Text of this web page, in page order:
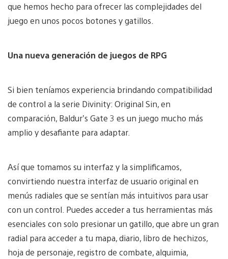
que hemos hecho para ofrecer las complejidades del
juego en unos pocos botones y gatillos.
Una nueva generación de juegos de RPG
Si bien teníamos experiencia brindando compatibilidad
de control a la serie Divinity: Original Sin, en
comparación, Baldur’s Gate 3 es un juego mucho más
amplio y desafiante para adaptar.
Así que tomamos su interfaz y la simplificamos,
convirtiendo nuestra interfaz de usuario original en
menús radiales que se sentían más intuitivos para usar
con un control. Puedes acceder a tus herramientas más
esenciales con solo presionar un gatillo, que abre un gran
radial para acceder a tu mapa, diario, libro de hechizos,
hoja de personaje, registro de combate, alquimia,